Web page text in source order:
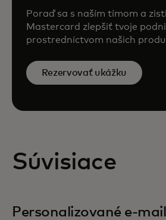
Poraď sa s naším tímom a
Mastercard zlepšiť tvoje
prostredníctvom našich
Rezervovať ukážku
Súvisiace
Personalizované